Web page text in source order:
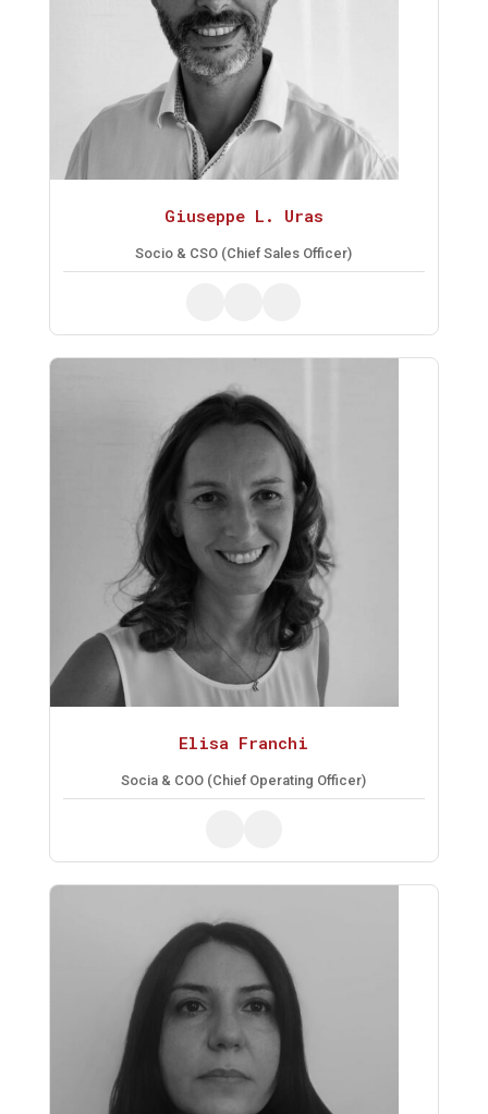
Giuseppe L. Uras
Socio & CSO (Chief Sales Officer)
Elisa Franchi
Socia & COO (Chief Operating Officer)